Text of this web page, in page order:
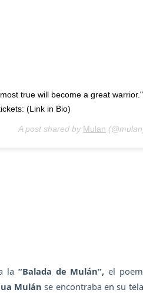
true will become a great
(Link in Bio)
A post shared by Mulan
la “Balada de Mulán”, el
Mulán se encontraba en su